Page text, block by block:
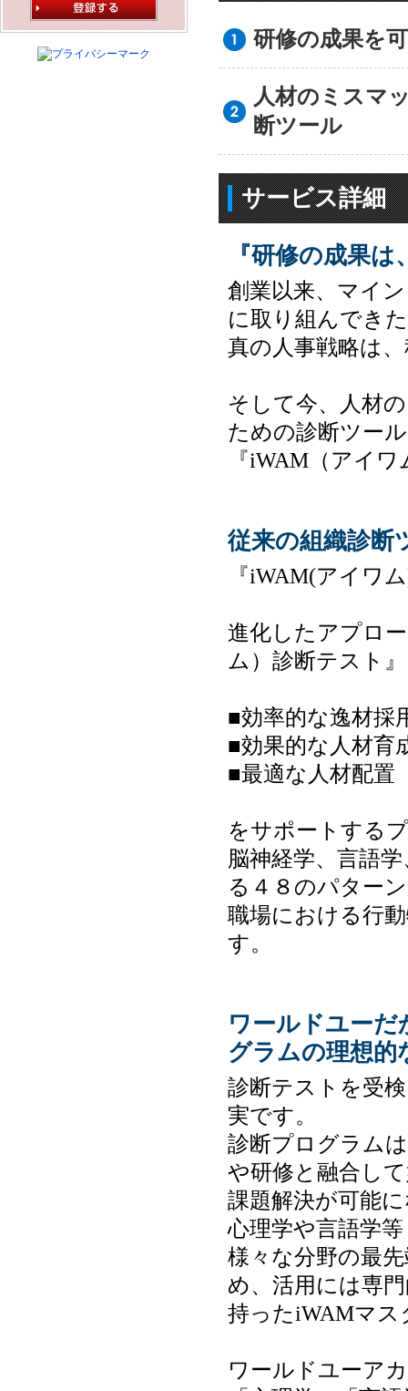
研修の成果を
人材のミスマ
断ツール
サービス詳細
『研修の成果
創業以来、マイ
に取り組んでき
真の人事戦略は
そして今、人材
ための診断ツー
『iWAM（アイ
従来の組織診断
『iWAM(アイワ
進化したアプロ
ム）診断テスト
■効率的な逸材採
■効果的な人材育
■最適な人材配置
をサポートする
脳神経学、言語
る４８のパター
職場における行
す。
ワールドユー
グラムの理想的
診断テストを受
実です。
診断プログラム
や研修と融合し
課題解決が可能
心理学や言語学等
様々な分野の最
め、活用には専
持ったiWAMマス
ワールドユーア